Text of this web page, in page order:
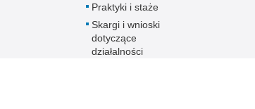
Praktyki i staże
Skargi i wnioski
dotyczące
działalności